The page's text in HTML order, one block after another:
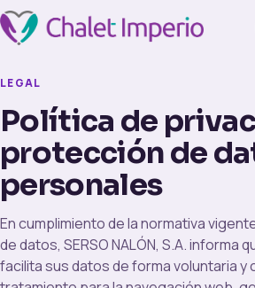
LEGAL
Política de
protección de
personales
En cumplimiento de la normativa
de datos, SERSO NALÓN, S.A. informa
facilita sus datos de forma voluntaria y